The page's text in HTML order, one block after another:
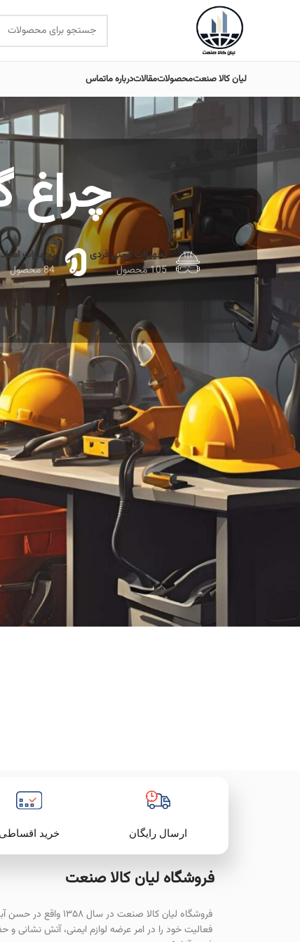
لیان کالا صنعتمحصولاتمقالاتدرباره ماتماس
چراغ
تجهیزات ایمنی فردی
105 محصول
تجهیزات
84 محصول
خانه محصولات برچسب خورده “چراغ گردان بدون آژیر 220 ولت”
ارسال رایگان خرید اقساطی
فروشگاه لیان‌ کالا صنعت
فروشگاه لیان کالا صنعت در سال ۱۳۵۸
فعالیت خود را در امر عرضه لوازم ایمنی، آتش نشانی و